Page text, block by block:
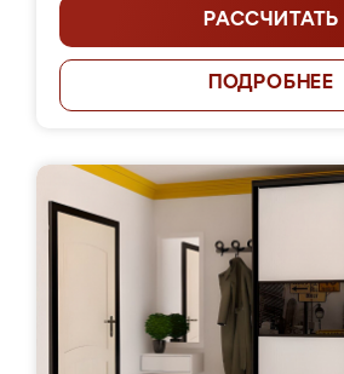
РАССЧИТАТЬ
ПОДРОБНЕЕ